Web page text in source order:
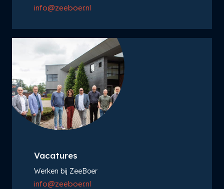
info@zeeboer.nl
Vacatures
Werken bij ZeeBoer
info@zeeboer.nl